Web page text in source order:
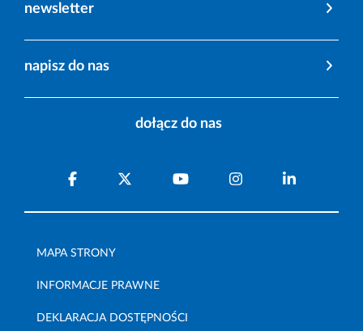
newsletter
napisz do nas
dołącz do nas
MAPA STRONY
INFORMACJE PRAWNE
DEKLARACJA DOSTĘPNOŚCI